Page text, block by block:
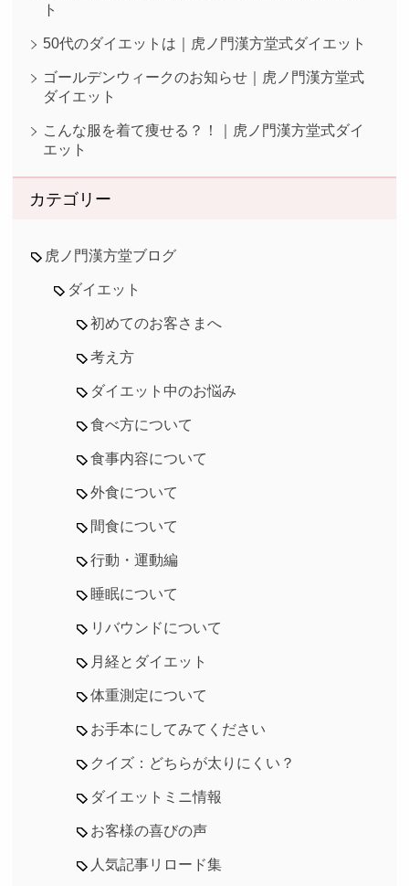
ト
50代のダイエットは｜虎ノ門漢方堂式ダイエット
ゴールデンウィークのお知らせ｜虎ノ門漢方堂式
ダイエット
こんな服を着て痩せる？！｜虎ノ門漢方堂式ダイ
エット
カテゴリー
虎ノ門漢方堂ブログ
ダイエット
初めてのお客さまへ
考え方
ダイエット中のお悩み
食べ方について
食事内容について
外食について
間食について
行動・運動編
睡眠について
リバウンドについて
月経とダイエット
体重測定について
お手本にしてみてください
クイズ：どちらが太りにくい？
ダイエットミニ情報
お客様の喜びの声
人気記事リロード集